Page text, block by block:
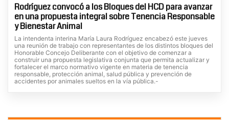
Rodríguez convocó a los Bloques del HCD para avanzar
en una propuesta integral sobre Tenencia Responsable
y Bienestar Animal
La intendenta interina María Laura Rodríguez encabezó este jueves
una reunión de trabajo con representantes de los distintos bloques del
Honorable Concejo Deliberante con el objetivo de comenzar a
construir una propuesta legislativa conjunta que permita actualizar y
fortalecer el marco normativo vigente en materia de tenencia
responsable, protección animal, salud pública y prevención de
accidentes por animales sueltos en la vía pública.-